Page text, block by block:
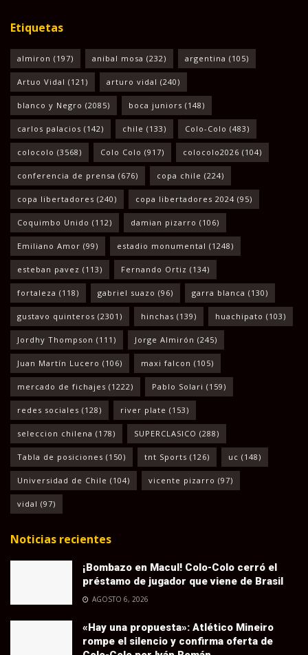
Etiquetas
almiron (197) anibal mosa (232) argentina (105)
Artuo Vidal (121) arturo vidal (240)
blanco y Negro (2085) boca juniors (148)
carlos palacios (142) chile (133) Colo-Colo (483)
colocolo (3568) Colo Colo (917) colocolo2026 (104)
conferencia de prensa (676) copa chile (224)
copa libertadores (240) copa libertadores 2024 (95)
Coquimbo Unido (112) damian pizarro (106)
Emiliano Amor (99) estadio monumental (1248)
esteban pavez (113) Fernando Ortiz (134)
fortaleza (118) gabriel suazo (96) garra blanca (130)
gustavo quinteros (2301) hinchas (139) huachipato (103)
Jordhy Thompson (111) Jorge Almirón (245)
Juan Martín Lucero (106) maxi falcon (105)
mercado de fichajes (1222) Pablo Solari (159)
redes sociales (128) river plate (153)
seleccion chilena (178) SUPERCLASICO (288)
Tabla de posiciones (150) tnt Sports (126) uc (148)
Universidad de Chile (104) vicente pizarro (97)
vidal (97)
Noticias recientes
¡Bombazo en Macul! Colo-Colo cerró el
préstamo de jugador que viene de Brasil
AGOSTO 6, 2026
«Hay una propuesta»: Atlético Mineiro
rompe el silencio y confirma oferta de